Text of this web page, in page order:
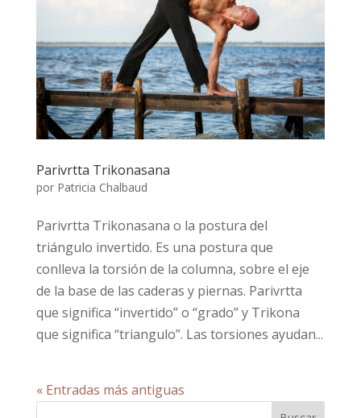
Parivrtta Trikonasana
por Patricia Chalbaud
Parivrtta Trikonasana o la postura del
triángulo invertido. Es una postura que
conlleva la torsión de la columna, sobre el eje
de la base de las caderas y piernas. Parivrtta
que significa “invertido” o “grado” y Trikona
que significa “triangulo”. Las torsiones ayudan...
« Entradas más antiguas